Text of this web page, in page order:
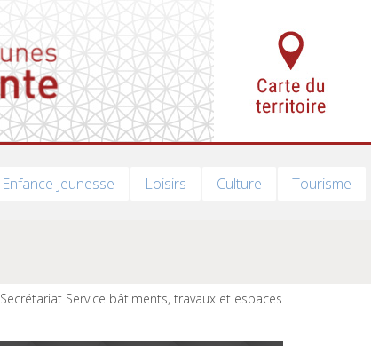
Enfance Jeunesse Loisirs Culture
Tourisme
Secrétariat Service bâtiments, travaux et espaces